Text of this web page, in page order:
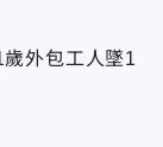
外包工人墜1